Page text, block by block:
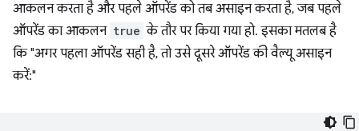
आकलन करता है और पहले ऑपरेंड को तब असाइन करता है, जब पहले
ऑपरेंड का आकलन true के तौर पर किया गया हो. इसका मतलब है
कि "अगर पहला ऑपरेंड सही है, तो उसे दूसरे ऑपरेंड की वैल्यू असाइन
करें:"